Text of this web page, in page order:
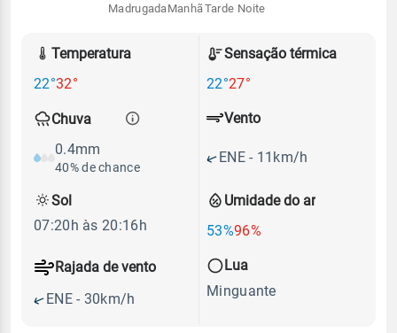
Madrugada Manhã Tarde Noite
Temperatura
22°32°
Sensação térmica
22°27°
Chuva
0.4mm
40% de chance
Umidade do ar
53%96%
Vento
ENE - 11km/h
Rajada de vento
ENE - 30km/h
Sol
07:20h às 20:16h
Lua
Minguante